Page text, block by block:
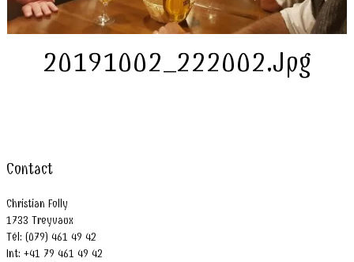
20191002_222002.jpg
Contact
Christian Folly
1733 Treyvaux
Tél: (079) 461 49 42
Int: +41 79 461 49 42